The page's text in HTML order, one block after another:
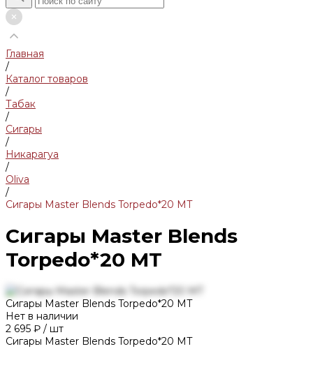
Главная
/
Каталог товаров
/
Табак
/
Сигары
/
Никарагуа
/
Oliva
/
Сигары Master Blends Torpedo*20 МТ
Сигары Master Blends
Torpedo*20 МТ
Сигары Master Blends Torpedo*20 МТ
Нет в наличии
2 695 ₽ / шт
Сигары Master Blends Torpedo*20 МТ